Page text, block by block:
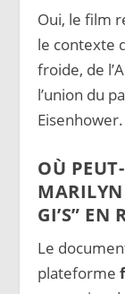
Oui, le film
le contexte
froide, de
l’union du
Eisenhower.
OÙ
GI’S” EN
Le
plateforme